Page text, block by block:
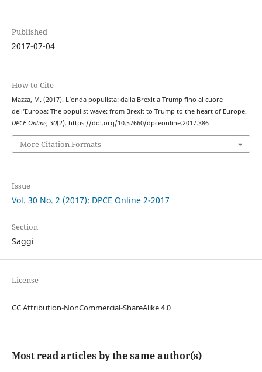
Published
2017-07-04
How to Cite
Mazza, M. (2017). L’onda populista: dalla Brexit a Trump fino al cuore
dell’Europa: The populist wave: from Brexit to Trump to the heart of Europe.
DPCE Online, 30(2). https://doi.org/10.57660/dpceonline.2017.386
More Citation Formats
Issue
Vol. 30 No. 2 (2017): DPCE Online 2-2017
Section
Saggi
License
CC Attribution-NonCommercial-ShareAlike 4.0
Most read articles by the same author(s)